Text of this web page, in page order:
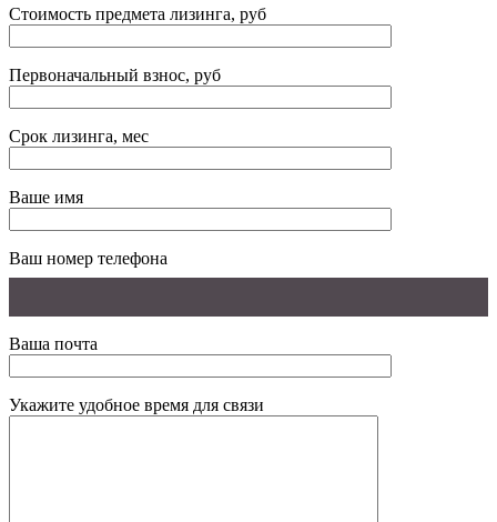
Стоимость предмета лизинга, руб
Первоначальный взнос, руб
Срок лизинга, мес
Ваше имя
Ваш номер телефона
Ваша почта
Укажите удобное время для связи